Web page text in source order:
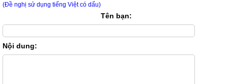
(Đề nghị sử dụng tiếng Việt có dấu)
Tên bạn:
Nội dung: